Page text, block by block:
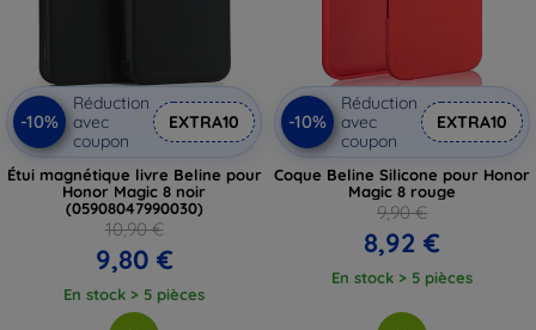
-10%
Réduction
avec
coupon
EXTRA10
Étui magnétique livre Beline pour
Honor Magic 8 noir
(05908047990030)
10,90 €
9,80 €
En stock > 5 pièces
-10%
Réduction
avec
coupon
EXTRA10
Coque Beline Silicone pour Honor
Magic 8 rouge
9,90 €
8,92 €
En stock > 5 pièces